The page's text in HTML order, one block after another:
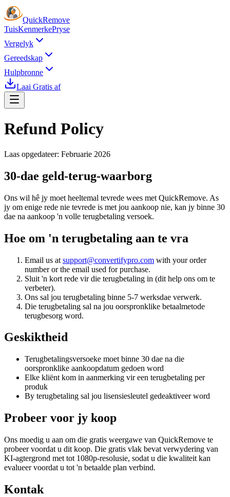
QuickRemove
TuisKenmerkePryse
Vergelyk
Gereedskap
Hulpbronne
Laai Gratis af
Refund Policy
Laas opgedateer: Februarie 2026
30-dae geld-terug-waarborg
Ons wil hê jy moet heeltemal tevrede wees met QuickRemove. As
jy om enige rede nie tevrede is met jou aankoop nie, kan jy binne 30
dae na aankoop 'n volle terugbetaling versoek.
Hoe om 'n terugbetaling aan te vra
Email us at support@convertifypro.com with your order
number or the email used for purchase.
Sluit 'n kort rede vir die terugbetaling in (dit help ons om te
verbeter).
Ons sal jou terugbetaling binne 5-7 werksdae verwerk.
Die terugbetaling sal na jou oorspronklike betaalmetode
terugbesorg word.
Geskiktheid
Terugbetalingsversoeke moet binne 30 dae na die
oorspronklike aankoopdatum gedoen word
Elke kliënt kom in aanmerking vir een terugbetaling per
produk
By terugbetaling sal jou lisensiesleutel gedeaktiveer word
Probeer voor jy koop
Ons moedig u aan om die gratis weergawe van QuickRemove te
probeer voordat u dit koop. Die gratis vlak bevat verwydering van
KI-agtergrond met tot 1080p-resolusie, sodat u die kwaliteit kan
evalueer voordat u tot 'n betaalde plan verbind.
Kontak